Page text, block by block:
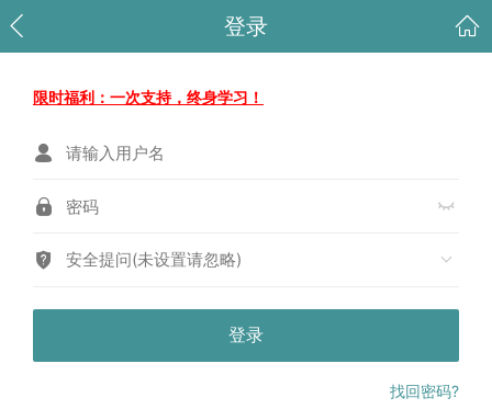
登录
限时福利：一次支持，终身学习！
安全提问(未设置请忽略)
登录
找回密码?